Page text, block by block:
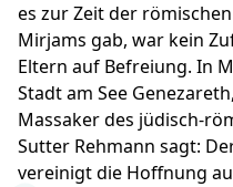
es zur Zeit der
Mirjams gab, war kein
Eltern auf Befreiung. In
Stadt am See
Massaker des jüdisch-
Sutter Rehmann sagt:
vereinigt die Hoffnung